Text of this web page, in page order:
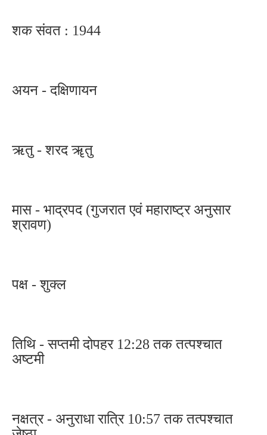
शक संवत : 1944
अयन - दक्षिणायन
ऋतु - शरद ॠतु
मास - भाद्रपद (गुजरात एवं महाराष्ट्र अनुसार
श्रावण)
पक्ष - शुक्ल
तिथि - सप्तमी दोपहर 12:28 तक तत्पश्चात
अष्टमी
नक्षत्र - अनुराधा रात्रि 10:57 तक तत्पश्चात